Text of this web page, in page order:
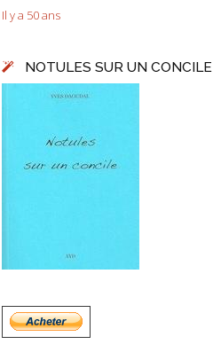
Il y a 50 ans
NOTULES SUR UN CONCILE